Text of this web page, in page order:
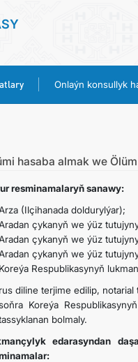
Onlaýn konsullyk
ONLAÝN
hasaba almak we
resminamalaryň sanawy:
(Ilçihanada doldurylýar);
çykanyň we ýüz
çykanyň we ýüz
çykanyň we ýüz
Koreýa Respublikasynyň
rus diline terjime edilip, notarial
Koreýa
bolmaly.
edarasyndan